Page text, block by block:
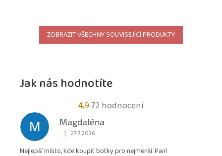
ZOBRAZIT VŠECHNY SOUVISEJÍCÍ PRODUKTY
Jak nás hodnotíte
4,9Průměrné
hodnocení
obchodu
4,9
72 hodnocení
M
Magdaléna
Hodnocení obchodu je 5 z 5 hvězdiček.
| 27.7.2026
Nejlepší místo, kde koupit botky pro nejmenší. Paní